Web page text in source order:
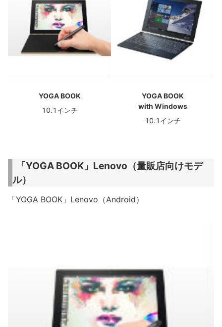
YOGA BOOK
10.1インチ
YOGA BOOK
with Windows
10.1インチ
「YOGA BOOK」Lenovo（量販店向けモデ
ル）
「YOGA BOOK」Lenovo（Android）